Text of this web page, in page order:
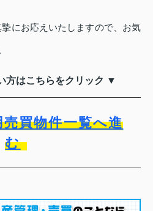
にお応えいたしますので、お気
方はこちらをクリック ▼
買物件一覧へ進
む